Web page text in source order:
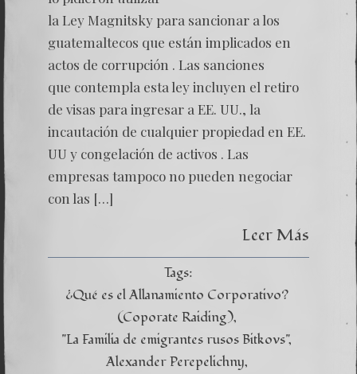
la Ley Magnitsky para sancionar a los
guatemaltecos que están implicados en
actos de corrupción . Las sanciones
que contempla esta ley incluyen el retiro
de visas para ingresar a EE. UU., la
incautación de cualquier propiedad en EE.
UU y congelación de activos . Las
empresas tampoco no pueden negociar
con las […]
Leer Más
Tags:
¿Qué es el Allanamiento Corporativo?
(Coporate Raiding)
"La Familia de emigrantes rusos Bitkovs"
Alexander Perepelichny